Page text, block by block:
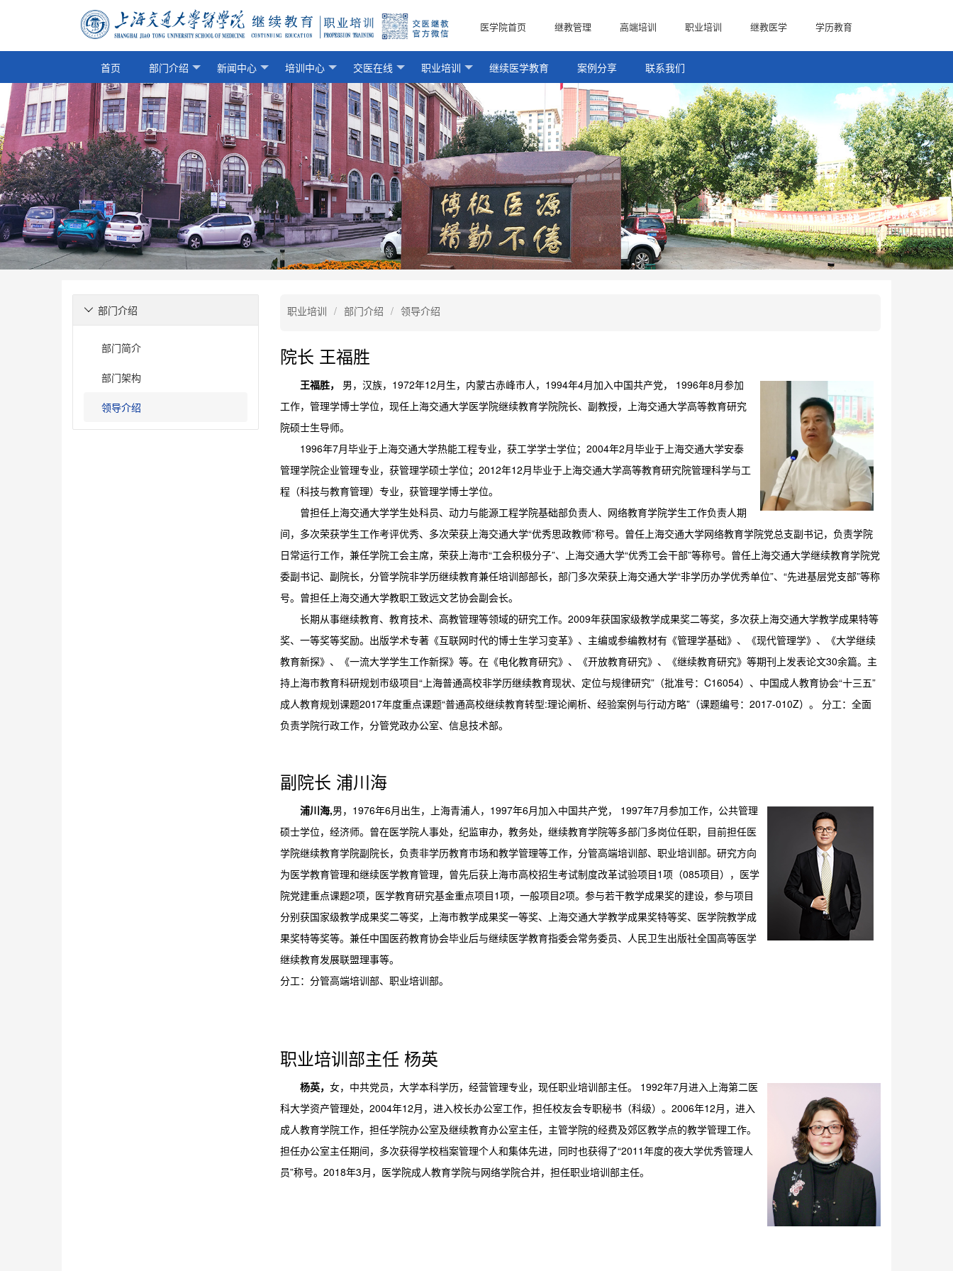
医学院首页 继教管理 高端培训 职业培训 继教医学 学历教育
首页 部门介绍 新闻中心 培训中心 交医在线 职业培训 继续医学教育 案例分享 联系我们
部门介绍

部门简介
部门架构
领导介绍
职业培训 / 部门介绍 / 领导介绍
院长 王福胜
王福胜，
男，汉族，1972年12月生，内蒙古赤峰市人，1994年4月加入中国共产党， 1996年8月参加
工作，管理学博士学位，现任上海交通大学医学院继续教育学院院长、副教授，上海交通大学高等教育研究
院硕士生导师。
1996年7月毕业于上海交通大学热能工程专业，获工学学士学位；2004年2月毕业于上海交通大学安泰
管理学院企业管理专业，获管理学硕士学位；2012年12月毕业于上海交通大学高等教育研究院管理科学与工
程（科技与教育管理）专业，获管理学博士学位。
曾担任上海交通大学学生处科员、动力与能源工程学院基础部负责人、网络教育学院学生工作负责人期
间，多次荣获学生工作考评优秀、多次荣获上海交通大学“优秀思政教师”称号。曾任上海交通大学网络教育学院党总支副书记，负责学院
日常运行工作，兼任学院工会主席，荣获上海市“工会积极分子”、上海交通大学“优秀工会干部”等称号。曾任上海交通大学继续教育学院党
委副书记、副院长，分管学院非学历继续教育兼任培训部部长，部门多次荣获上海交通大学“非学历办学优秀单位”、“先进基层党支部”等称
号。曾担任上海交通大学教职工致远文艺协会副会长。
长期从事继续教育、教育技术、高教管理等领域的研究工作。2009年获国家级教学成果奖二等奖，多次获上海交通大学教学成果特等
奖、一等奖等奖励。出版学术专著《互联网时代的博士生学习变革》、主编或参编教材有《管理学基础》、《现代管理学》、《大学继续
教育新探》、《一流大学学生工作新探》等。在《电化教育研究》、《开放教育研究》、《继续教育研究》等期刊上发表论文30余篇。主
持上海市教育科研规划市级项目“上海普通高校非学历继续教育现状、定位与规律研究”（批准号：C16054）、中国成人教育协会“十三五”
成人教育规划课题2017年度重点课题“普通高校继续教育转型:理论阐析、经验案例与行动方略”（课题编号：2017-010Z）。 分工：全面
负责学院行政工作，分管党政办公室、信息技术部。
副院长 浦川海
浦川海,男，1976年6月出生，上海青浦人，1997年6月加入中国共产党， 1997年7月参加工作，公共管理
硕士学位，经济师。曾在医学院人事处，纪监审办，教务处，继续教育学院等多部门多岗位任职，目前担任医
学院继续教育学院副院长，负责非学历教育市场和教学管理等工作，分管高端培训部、职业培训部。研究方向
为医学教育管理和继续医学教育管理，曾先后获上海市高校招生考试制度改革试验项目1项（085项目），医学
院党建重点课题2项，医学教育研究基金重点项目1项，一般项目2项。参与若干教学成果奖的建设，参与项目
分别获国家级教学成果奖二等奖，上海市教学成果奖一等奖、上海交通大学教学成果奖特等奖、医学院教学成
果奖特等奖等。兼任中国医药教育协会毕业后与继续医学教育指委会常务委员、人民卫生出版社全国高等医学
继续教育发展联盟理事等。
分工：分管高端培训部、职业培训部。
职业培训部主任 杨英
杨英， 女，中共党员，大学本科学历，经营管理专业，现任职业培训部主任。 1992年7月进入上海第二医
科大学资产管理处，2004年12月，进入校长办公室工作，担任校友会专职秘书（科级）。2006年12月，进入
成人教育学院工作，担任学院办公室及继续教育办公室主任，主管学院的经费及郊区教学点的教学管理工作。
担任办公室主任期间，多次获得学校档案管理个人和集体先进，同时也获得了“2011年度的夜大学优秀管理人
员”称号。2018年3月，医学院成人教育学院与网络学院合并，担任职业培训部主任。